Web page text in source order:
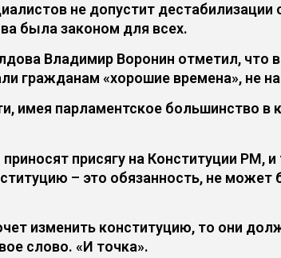
не допустит
была законом для всех.
Владимир Воронин отметил, что в
гражданам «хорошие времена», не
имея парламентское большинство в
присягу на Конституции РМ,
– это обязанность, не может
изменить конституцию, то они
слово. «И точка».